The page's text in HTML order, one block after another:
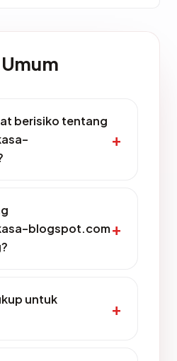
berisiko tentang
blogspot.com
untuk